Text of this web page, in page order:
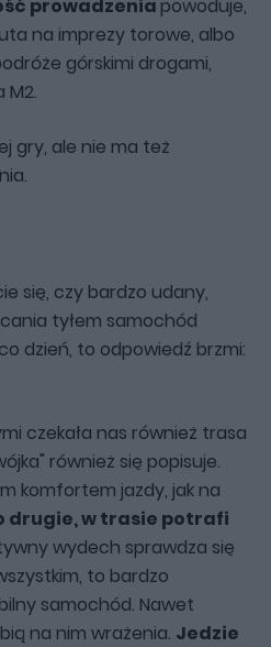
prowadzenia powoduje,
na imprezy torowe, albo
górskimi drogami,
M2.
gry, ale nie ma też
się, czy bardzo udany,
tyłem samochód
dzień, to odpowiedź brzmi:
czekała nas również trasa
również się popisuje.
komfortem jazdy, jak na
drugie, w trasie potrafi
wydech sprawdza się
to bardzo
samochód. Nawet
na nim wrażenia. Jedzie